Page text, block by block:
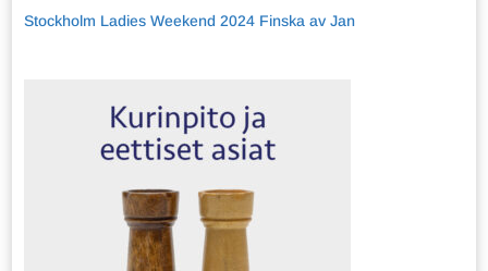
Stockholm Ladies Weekend 2024 Finska av Jan